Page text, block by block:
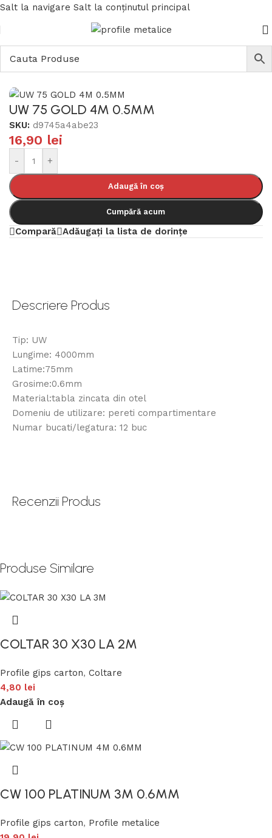
Salt la navigare Salt la conținutul principal
Prima pagină/Profile gips carton/Profile metalice
UW 75 GOLD 4M 0.5MM
SKU: d9745a4abe23
16,90 lei
- +
Adaugă în coș
Cumpără acum
Compară Adăugați la lista de dorințe
Descriere Produs
Tip: UW
Lungime: 4000mm
Latime:75mm
Grosime:0.6mm
Material:tabla zincata din otel
Domeniu de utilizare: pereti compartimentare
Numar bucati/legatura: 12 buc
Recenzii Produs
Produse Similare
COLTAR 30 X30 LA 2M
Profile gips carton, Coltare
4,80 lei
Adaugă în coș
CW 100 PLATINUM 3M 0.6MM
Profile gips carton, Profile metalice